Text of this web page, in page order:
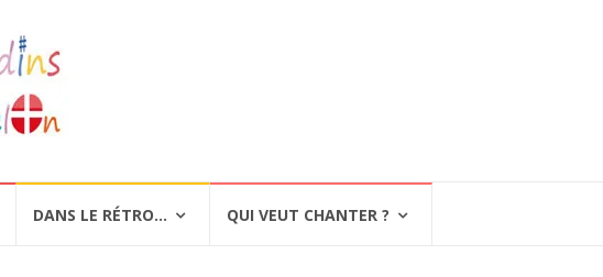
DANS LE RÉTRO… QUI VEUT CHANTER ?